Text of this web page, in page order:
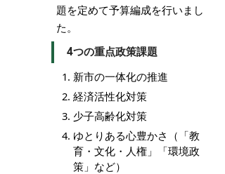
題を定めて予算編成を行いまし
た。
4つの重点政策課題
新市の一体化の推進
経済活性化対策
少子高齢化対策
ゆとりある心豊かさ（「教
育・文化・人権」「環境政
策」など）